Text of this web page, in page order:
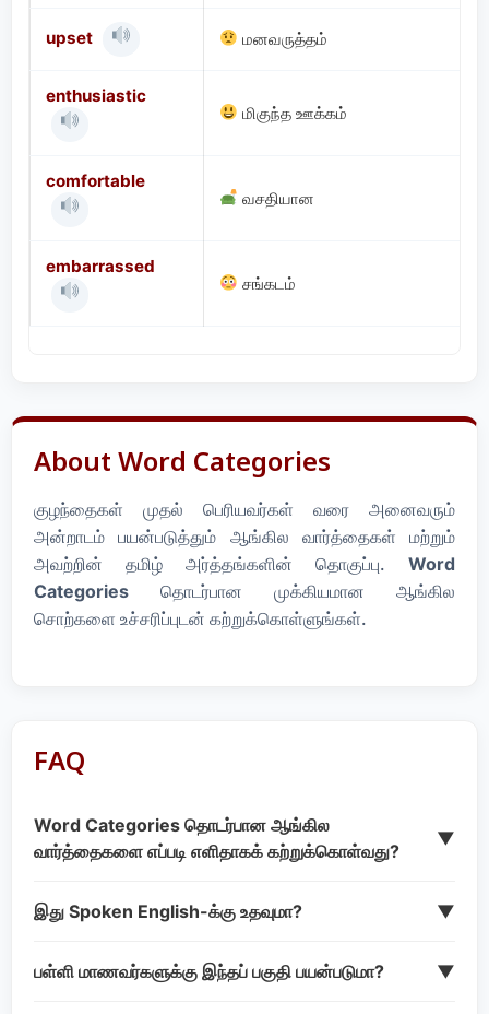
upset மனவருத்தம்
enthusiastic
மிகுந்த ஊக்கம்
comfortable
வசதியான
embarrassed
சங்கடம்
About Word Categories
குழந்தைகள் முதல் பெரியவர்கள் வரை அனைவரும்
அன்றாடம் பயன்படுத்தும் ஆங்கில வார்த்தைகள் மற்றும்
அவற்றின் தமிழ் அர்த்தங்களின் தொகுப்பு. Word
Categories தொடர்பான முக்கியமான ஆங்கில
சொற்களை உச்சரிப்புடன் கற்றுக்கொள்ளுங்கள்.
FAQ
Word Categories தொடர்பான ஆங்கில
வார்த்தைகளை எப்படி எளிதாகக் கற்றுக்கொள்வது?
▼
இது Spoken English-க்கு உதவுமா? ▼
பள்ளி மாணவர்களுக்கு இந்தப் பகுதி பயன்படுமா? ▼